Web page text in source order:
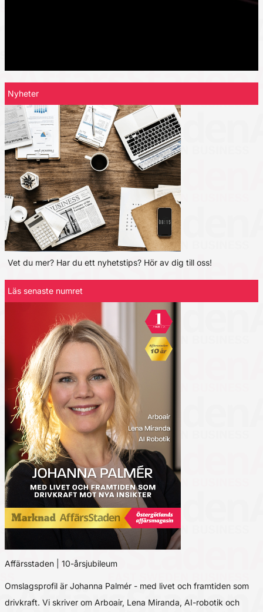
Nyheter
Vet du mer? Har du ett nyhetstips? Hör av dig till oss!
Läs senaste numret
Affärsstaden | 10-årsjubileum
Omslagsprofil är Johanna Palmér - med livet och framtiden som
drivkraft. Vi skriver om Arboair, Lena Miranda, AI-robotik och